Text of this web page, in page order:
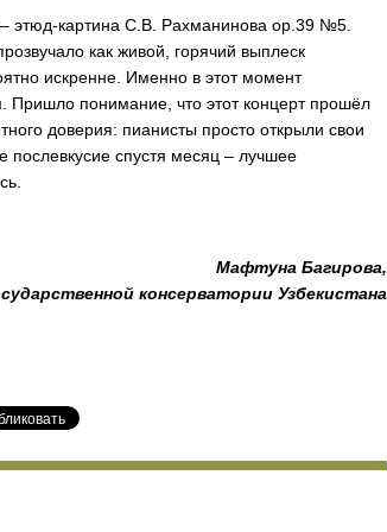
этюд-картина С.В. Рахманинова op.39 №5.
как живой, горячий выплеск
искренне. Именно в этот момент
Пришло понимание, что этот концерт прошёл
доверия: пианисты просто открыли свои
спустя месяц – лучшее
Багирова,
консерватории Узбекистана